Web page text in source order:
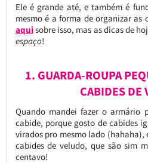
Ele é grande até, e também é
mesmo é a forma de organizar as
aquisobre isso, mas as dicas de
espaço!
1. GUARDA-ROUPA
CABIDES DE
Quando mandei fazer o armário
cabide, porque gosto de cabides
virados pro mesmo lado (hahaha),
cabides de veludo, que são sim
centavo!